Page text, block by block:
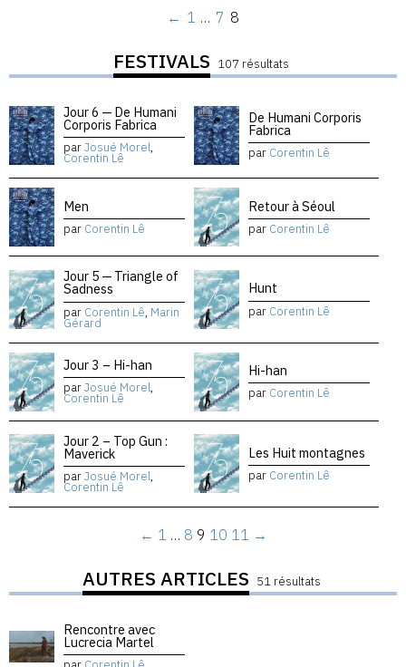
← 1 … 7 8
FESTIVALS 107 résultats
Jour 6 — De Humani
Corporis Fabrica
parJosué Morel,
Corentin Lê
De Humani Corporis
Fabrica
par Corentin Lê
Men
par Corentin Lê
Retour à Séoul
par Corentin Lê
Jour 5 — Triangle of
Sadness
par Corentin Lê, Marin
Gérard
Hunt
par Corentin Lê
Jour 3 – Hi-han
parJosué Morel,
Corentin Lê
Hi-han
par Corentin Lê
Jour 2 – Top Gun :
Maverick
parJosué Morel,
Corentin Lê
Les Huit montagnes
par Corentin Lê
← 1 … 8 9 10 11 →
AUTRES ARTICLES 51 résultats
Rencontre avec
Lucrecia Martel